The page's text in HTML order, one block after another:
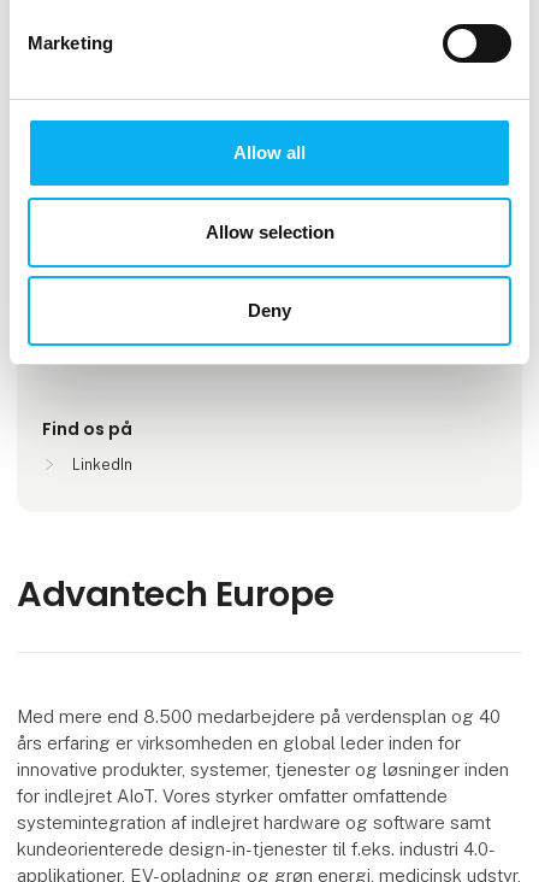
Marketing
Allow all
Allow selection
Deny
Gå til hjemmeside
Find os på
LinkedIn
Advantech Europe
Med mere end 8.500 medarbejdere på verdensplan og 40
års erfaring er virksomheden en global leder inden for
innovative produkter, systemer, tjenester og løsninger inden
for indlejret AIoT. Vores styrker omfatter omfattende
systemintegration af indlejret hardware og software samt
kundeorienterede design-in-tjenester til f.eks. industri 4.0-
applikationer, EV-opladning og grøn energi, medicinsk udstyr,